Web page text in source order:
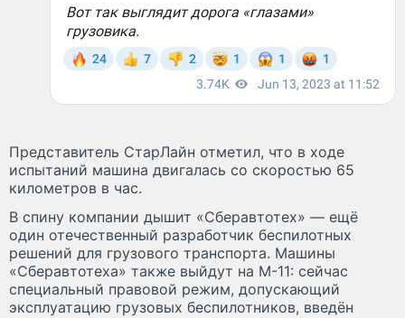
Представитель СтарЛайн отметил, что в ходе
испытаний машина двигалась со скоростью 65
километров в час.
В спину компании дышит «Сберавтотех» — ещё
один отечественный разработчик беспилотных
решений для грузового транспорта. Машины
«Сберавтотеха» также выйдут на М-11: сейчас
специальный правовой режим, допускающий
эксплуатацию грузовых беспилотников, введён